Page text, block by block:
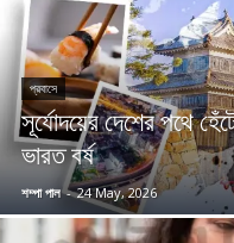
প্রবাসে
সূর্যোদয়ের দেশের পথে
ভারত বর্ষ
শম্পা পাল - 24 May, 2026